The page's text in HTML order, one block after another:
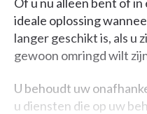
ideale oplossing
langer geschikt is, als u
gewoon omringd wilt
U behoudt uw
u diensten die op uw